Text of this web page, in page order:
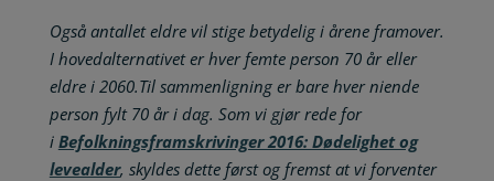
Også antallet eldre vil stige betydelig i årene framover.
I hovedalternativet er hver femte person 70 år eller
eldre i 2060.Til sammenligning er bare hver niende
person fylt 70 år i dag. Som vi gjør rede for
i Befolkningsframskrivinger 2016: Dødelighet og
levealder, skyldes dette først og fremst at vi forventer